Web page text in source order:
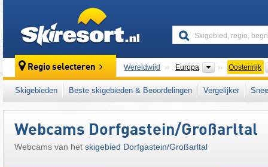
Regio selecteren Wereldwijd Europa Continenten
Oostenrijk
Wereldwijd Europa Continenten
Oostenrijk
oostelijk deel van de Alpen
Alpen West-
Skigebieden Beste skigebieden & Beoordelingen Vergelijker
Webcams Dorfgastein/​Großarltal
Webcams van het skigebied Dorfgastein/​Großarltal